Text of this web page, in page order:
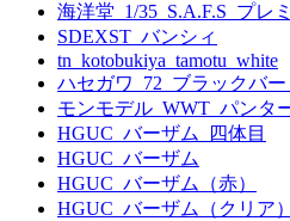
海洋堂_1/35_S.A.F.S_プレ
SDEXST_バンシィ
tn_kotobukiya_tamotu_white
ハセガワ_72_ブラックバ
モンモデル_WWT_パンタ
HGUC_バーザム_四体目
HGUC_バーザム
HGUC_バーザム（赤）
HGUC_バーザム（クリア）